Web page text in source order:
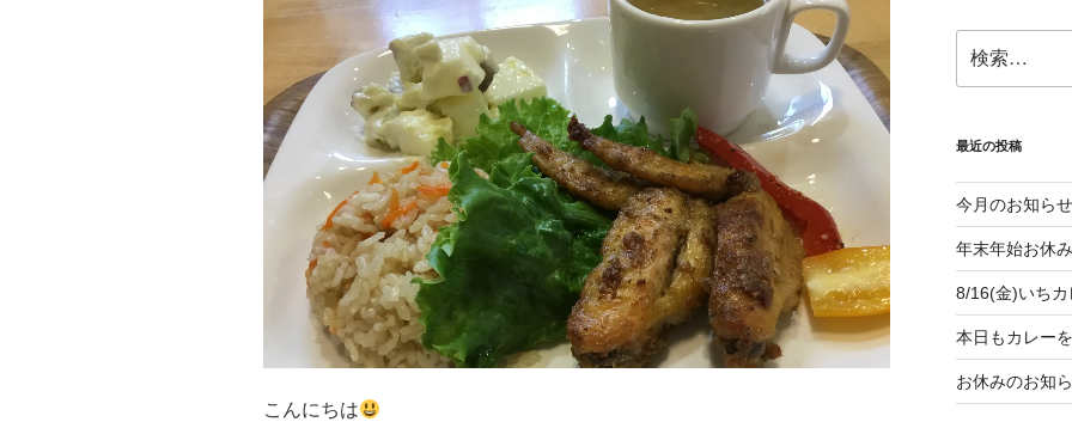
こんにちは
索:
最近の投稿
今月のお知らせ
年末年始お休
8/16(金)いち
本日もカレー
お休みのお知